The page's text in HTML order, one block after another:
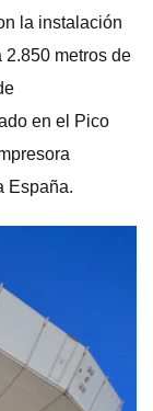
la instalación
metros de
en el Pico
España.